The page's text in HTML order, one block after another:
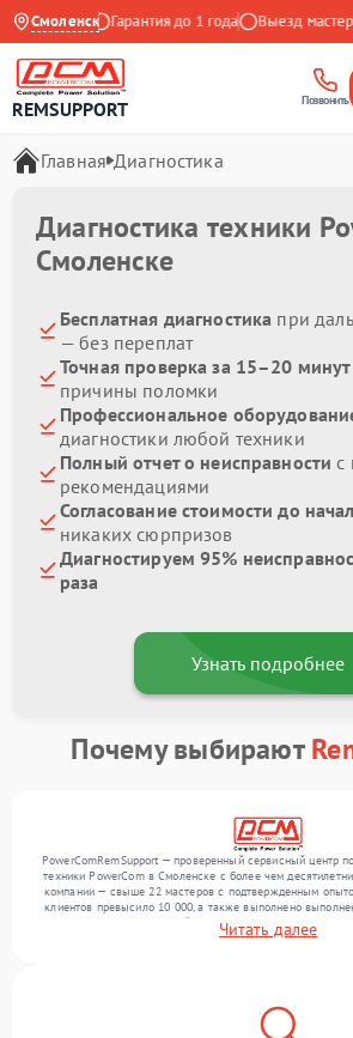
Смоленск
до 21:00 Гарантия до 1 года Выезд мастера
REMSUPPORT Позвонить
Главная Диагностика
Диагностика техники
Смоленске
Бесплатная диагностика при
— без переплат
Точная проверка за 15–20 минут
причины поломки
Профессиональное
диагностики любой техники
Полный отчет о неисправности с
рекомендациями
Согласование стоимости до
никаких сюрпризов
Диагностируем 95%
раза
Узнать подробнее
Почему выбирают
PowerComRemSupport — проверенный сервисный центр
техники PowerCom в Смоленске с более чем
компании — свыше 22 мастеров с подтвержденным
клиентов превысило 10 000, а также выполнено
Ежемесячно в сервисный центр поступает более 300
выполняем ремонт различного уровня сложности и
Читать далее